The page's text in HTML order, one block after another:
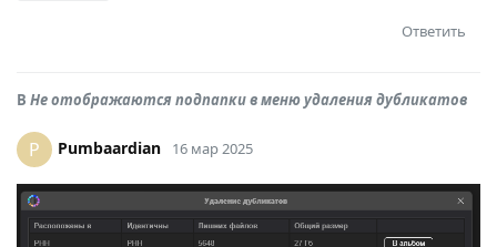
Ответить
В Не отображаются подпапки в меню удаления дубликатов
P Pumbaardian 16 мар 2025